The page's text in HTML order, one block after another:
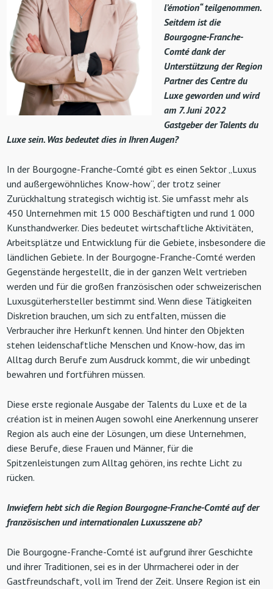
l’émotion“ teilgenommen.
Seitdem ist die
Bourgogne-Franche-
Comté dank der
Unterstützung der Region
Partner des Centre du
Luxe geworden und wird
am 7. Juni 2022
Gastgeber der Talents du
Luxe sein. Was bedeutet dies in Ihren Augen?
In der Bourgogne-Franche-Comté gibt es einen Sektor „Luxus
und außergewöhnliches Know-how“, der trotz seiner
Zurückhaltung strategisch wichtig ist. Sie umfasst mehr als
450 Unternehmen mit 15 000 Beschäftigten und rund 1 000
Kunsthandwerker. Dies bedeutet wirtschaftliche Aktivitäten,
Arbeitsplätze und Entwicklung für die Gebiete, insbesondere die
ländlichen Gebiete. In der Bourgogne-Franche-Comté werden
Gegenstände hergestellt, die in der ganzen Welt vertrieben
werden und für die großen französischen oder schweizerischen
Luxusgüterhersteller bestimmt sind. Wenn diese Tätigkeiten
Diskretion brauchen, um sich zu entfalten, müssen die
Verbraucher ihre Herkunft kennen. Und hinter den Objekten
stehen leidenschaftliche Menschen und Know-how, das im
Alltag durch Berufe zum Ausdruck kommt, die wir unbedingt
bewahren und fortführen müssen.
Diese erste regionale Ausgabe der Talents du Luxe et de la
création ist in meinen Augen sowohl eine Anerkennung unserer
Region als auch eine der Lösungen, um diese Unternehmen,
diese Berufe, diese Frauen und Männer, für die
Spitzenleistungen zum Alltag gehören, ins rechte Licht zu
rücken.
Inwiefern hebt sich die Region Bourgogne-Franche-Comté auf der
französischen und internationalen Luxusszene ab?
Die Bourgogne-Franche-Comté ist aufgrund ihrer Geschichte
und ihrer Traditionen, sei es in der Uhrmacherei oder in der
Gastfreundschaft, voll im Trend der Zeit. Unsere Region ist ein